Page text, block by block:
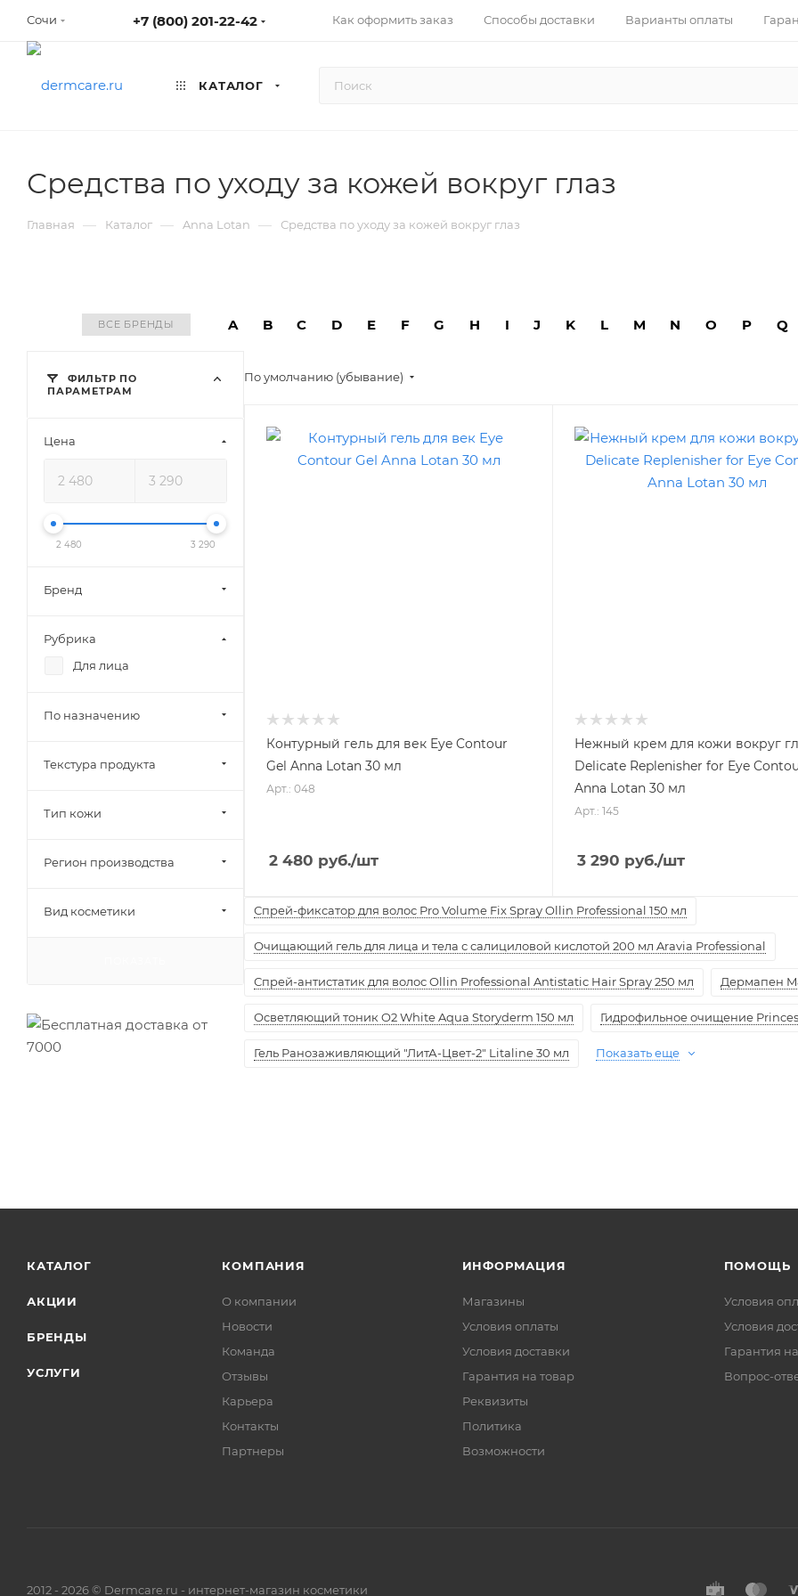
Сочи +7 (800) 201-22-42 Как оформить заказ Способы доставки Варианты оплаты
КАТАЛОГ
Средства по уходу за кожей вокруг глаз
Главная — Каталог — Anna Lotan — Средства по уходу за кожей вокруг глаз
ВСЕ БРЕНДЫ A B C D E F G H I J K L M N O P Q
По умолчанию (убывание)
Контурный гель для век Eye Contour
Gel Anna Lotan 30 мл
Арт.: 048
2 480 руб./шт
Нежный крем для кожи вокруг
Delicate Replenisher for Eye
Anna Lotan 30 мл
Арт.: 145
3 290 руб./шт
Спрей-фиксатор для волос Pro Volume Fix Spray Ollin Professional 150 мл
Очищающий гель для лица и тела с салициловой кислотой 200 мл Aravia Professional
Спрей-антистатик для волос Ollin Professional Antistatic Hair Spray 250 мл Дермапен
Осветляющий тоник O2 White Aqua Storyderm 150 мл Гидрофильное очищение
Гель Ранозаживляющий "ЛитА-Цвет-2" Litaline 30 мл Показать еще
ФИЛЬТР ПО
ПАРАМЕТРАМ
Цена
2 480 3 290
Бренд
Рубрика
Для лица
По назначению
Текстура продукта
Тип кожи
Регион производства
Вид косметики
КАТАЛОГ
АКЦИИ
БРЕНДЫ
УСЛУГИ
КОМПАНИЯ
О компании
Новости
Команда
Отзывы
Карьера
Контакты
Партнеры
ИНФОРМАЦИЯ
Магазины
Условия оплаты
Условия доставки
Гарантия на товар
Реквизиты
Политика
Возможности
ПОМОЩЬ
Условия
Условия
Гарантия
Вопрос-
2012 - 2026 © Dermcare.ru - интернет-магазин косметики